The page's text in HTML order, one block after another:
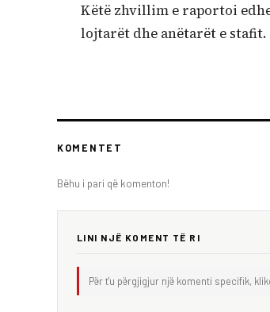
Këtë zhvillim e raportoi
lojtarët dhe anëtarët e stafit.
KOMENTET
Bëhu i pari që komenton!
LINI NJË KOMENT TË RI
Për t'u përgjigjur një komenti specifik,